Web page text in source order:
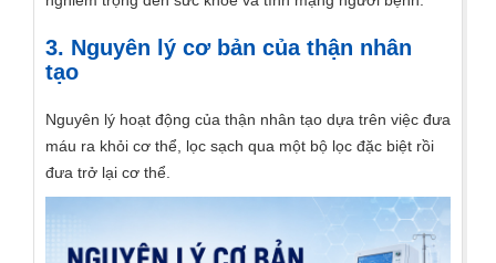
3. Nguyên lý cơ bản của thận nhân
tạo
Nguyên lý hoạt động của thận nhân tạo dựa trên việc đưa
máu ra khỏi cơ thể, lọc sạch qua một bộ lọc đặc biệt rồi
đưa trở lại cơ thể.